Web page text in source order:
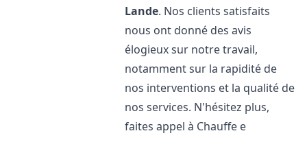
Lande. Nos clients satisfaits
nous ont donné des avis
élogieux sur notre travail,
notamment sur la rapidité de
nos interventions et la qualité de
nos services. N'hésitez plus,
faites appel à Chauffe e